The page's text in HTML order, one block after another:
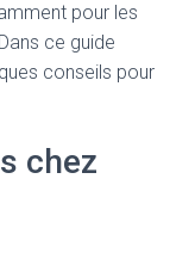
pour les
ce guide
conseils pour
chez